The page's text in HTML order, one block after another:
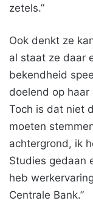
zetels.”
Ook denkt ze
al staat ze daar
bekendheid
doelend op haar
Toch is dat niet
moeten
achtergrond, ik
Studies gedaan
heb
Centrale Bank.”